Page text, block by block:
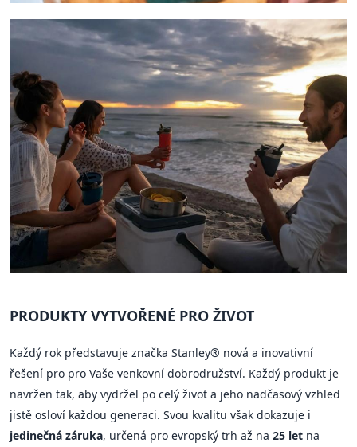
PRODUKTY VYTVOŘENÉ PRO ŽIVOT
Každý rok představuje značka Stanley® nová a inovativní
řešení pro pro Vaše venkovní dobrodružství. Každý produkt je
navržen tak, aby vydržel po celý život a jeho nadčasový vzhled
jistě osloví každou generaci. Svou kvalitu však dokazuje i
jedinečná záruka, určená pro evropský trh až na 25 let na